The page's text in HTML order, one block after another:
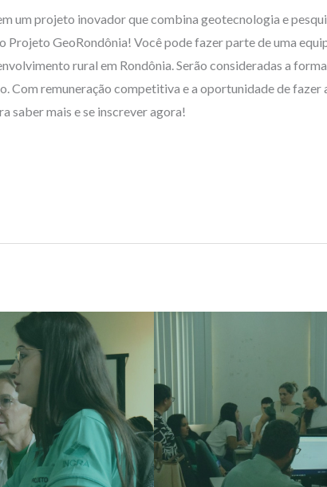
um projeto inovador que combina geotecnologia e
Projeto GeoRondônia! Você pode fazer parte de uma
rural em Rondônia. Serão consideradas a
Com remuneração competitiva e a oportunidade de fazer
saber mais e se inscrever agora!